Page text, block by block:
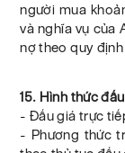
người mua
và nghĩa vụ của
nợ theo quy
15. Hình thức
- Đấu giá trực
- Phương thức